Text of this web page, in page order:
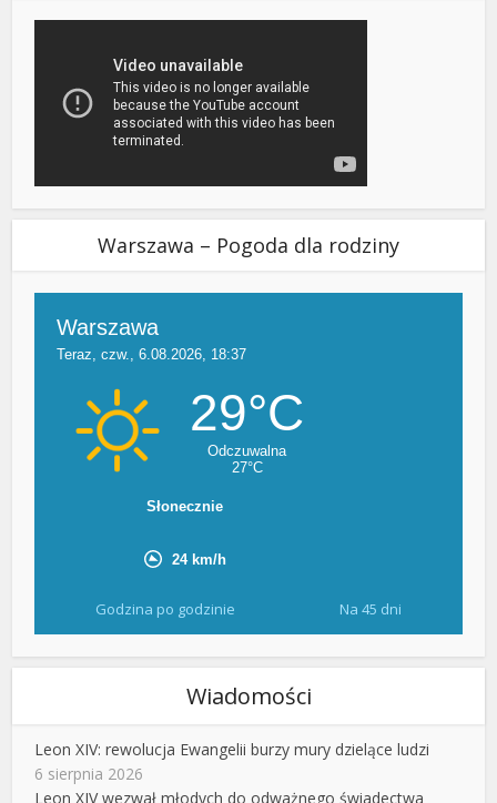
Warszawa – Pogoda dla rodziny
Godzina po godzinie Na 45 dni
Wiadomości
Leon XIV: rewolucja Ewangelii burzy mury dzielące ludzi
6 sierpnia 2026
Leon XIV wezwał młodych do odważnego świadectwa